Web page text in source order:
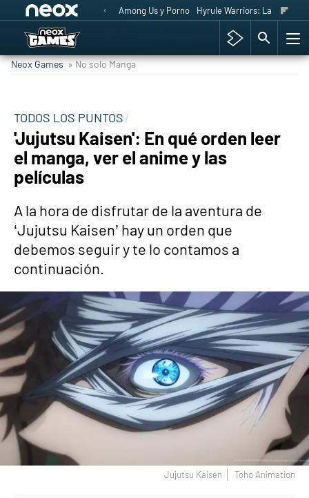
Among Us y Porno Hyrule Warriors: La Era del
Neox Games » No solo Manga
TODOS LOS PUNTOS
'Jujutsu Kaisen': En qué orden leer
el manga, ver el anime y las
películas
A la hora de disfrutar de la aventura de
‘Jujutsu Kaisen’ hay un orden que
debemos seguir y te lo contamos a
continuación.
Jujutsu Kaisen Toho Animation